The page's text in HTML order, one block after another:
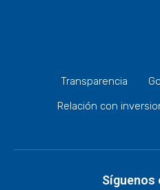
Transparencia
Relación con
Síguenos